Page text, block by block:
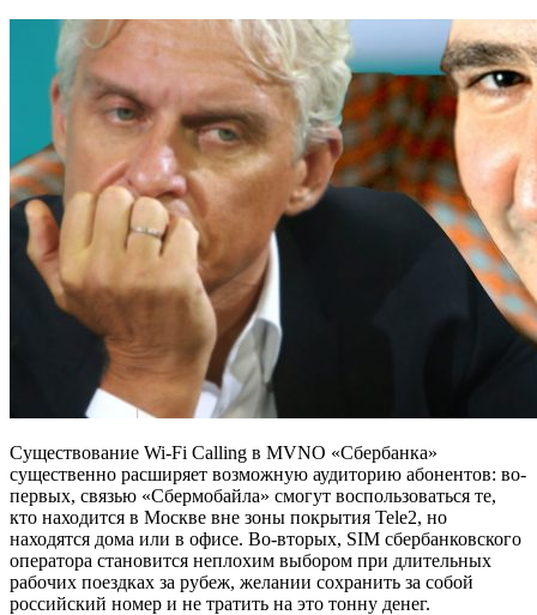
Существование Wi-Fi Calling в MVNO «Сбербанка»
существенно расширяет возможную аудиторию абонентов: во-
первых, связью «Сбермобайла» смогут воспользоваться те,
кто находится в Москве вне зоны покрытия Tele2, но
находятся дома или в офисе. Во-вторых, SIM сбербанковского
оператора становится неплохим выбором при длительных
рабочих поездках за рубеж, желании сохранить за собой
российский номер и не тратить на это тонну денег.